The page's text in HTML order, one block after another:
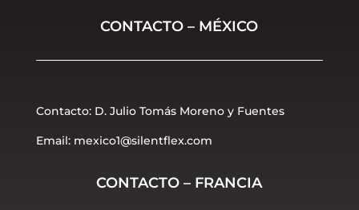
CONTACTO – MÉXICO
Contacto: D. Julio Tomás Moreno y Fuentes
Email: mexico1@silentflex.com
CONTACTO – FRANCIA